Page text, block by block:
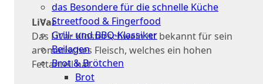
das Besondere für die schnelle Küche
Streetfood & Fingerfood
Grill- und BBQ-Klassiker
Beilagen
Brot & Brötchen
Brot
LiVar
Das LiVar Klosterschwein ist bekannt für sein
aromatisches Fleisch, welches ein hohen
Fettanteil hat.